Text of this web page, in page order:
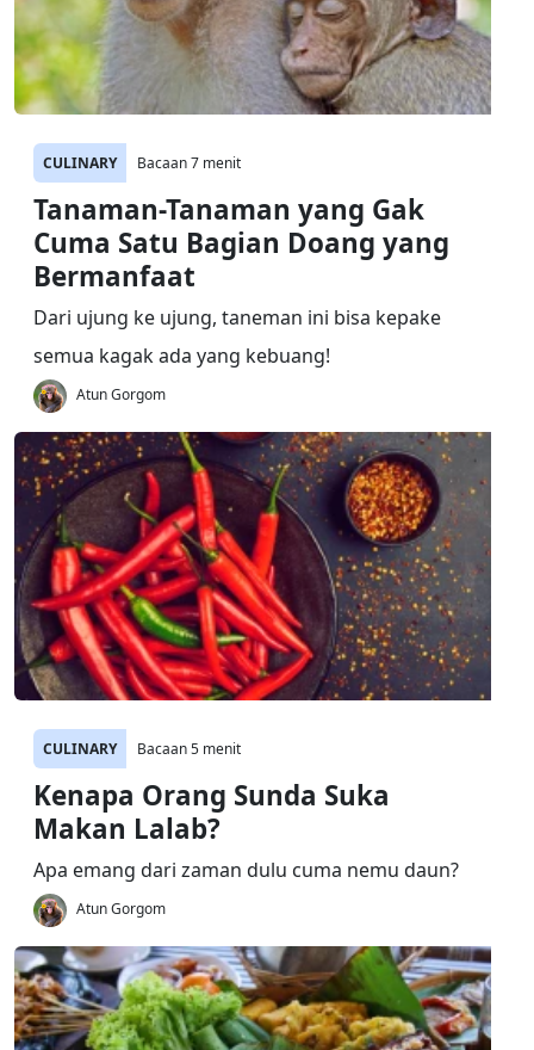
CULINARY Bacaan 7 menit
Tanaman-Tanaman yang Gak
Cuma Satu Bagian Doang yang
Bermanfaat
Dari ujung ke ujung, taneman ini bisa kepake
semua kagak ada yang kebuang!
Atun Gorgom
CULINARY Bacaan 5 menit
Kenapa Orang Sunda Suka
Makan Lalab?
Apa emang dari zaman dulu cuma nemu daun?
Atun Gorgom